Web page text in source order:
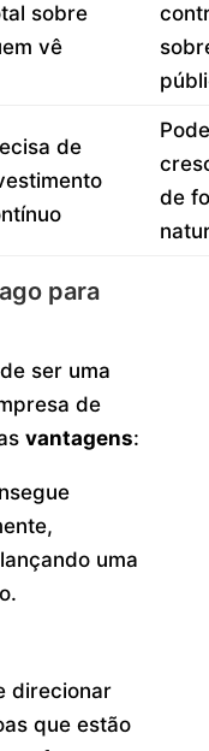
sobre
vê
de
Pode
de
para
ser uma
de
vantagens:
uma
direcionar
que estão